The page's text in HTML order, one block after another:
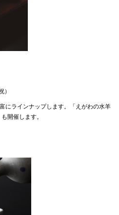
）
にラインナップします。「えがわの水羊
開催します。